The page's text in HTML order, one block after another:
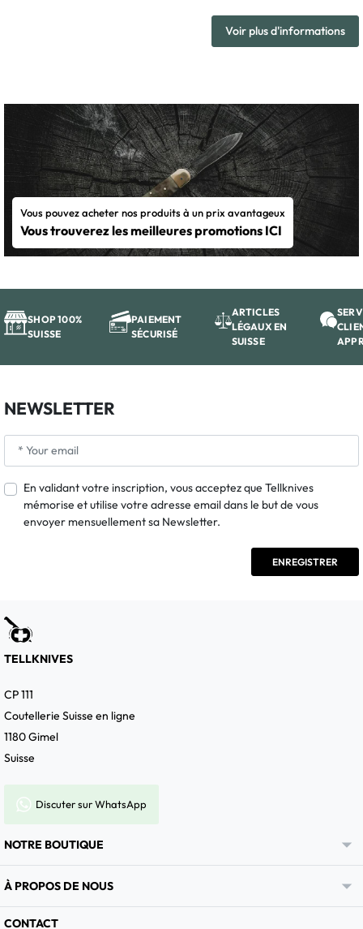
Voir plus d'informations
Vous pouvez acheter nos produits à un prix avantageux
Vous trouverez les meilleures promotions ICI
SHOP 100%
SUISSE
PAIEMENT
SÉCURISÉ
ARTICLES
LÉGAUX EN
SUISSE
NEWSLETTER
En validant votre inscription, vous acceptez que Tellknives
mémorise et utilise votre adresse email dans le but de vous
envoyer mensuellement sa Newsletter.
TELLKNIVES
CP 111
Coutellerie Suisse en ligne
1180 Gimel
Suisse
Discuter sur WhatsApp
NOTRE BOUTIQUE 
À PROPOS DE NOUS 
CONTACT